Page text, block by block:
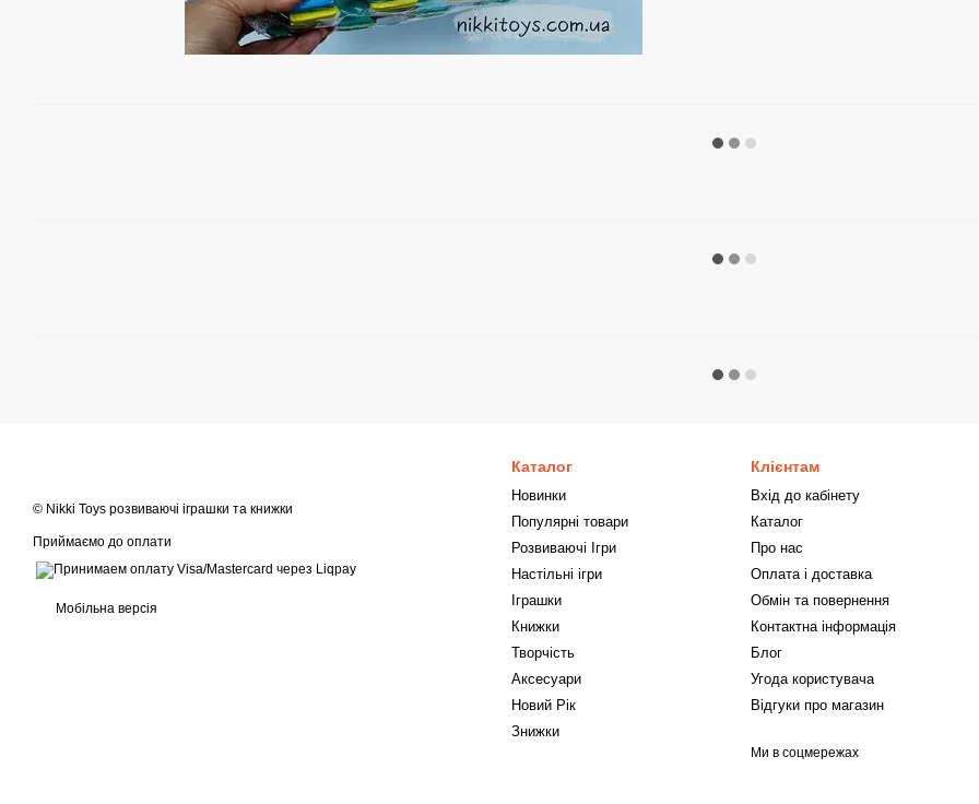
© Nikki Toys розвиваючі іграшки та книжки
Приймаємо до оплати
Мобільна версія
Каталог
Новинки
Популярні товари
Розвиваючі Ігри
Настільні ігри
Іграшки
Книжки
Творчість
Аксесуари
Новий Рік
Знижки
Клієнтам
Вхід до кабінету
Каталог
Про нас
Оплата і доставка
Обмін та повернення
Контактна інформація
Блог
Угода користувача
Відгуки про магазин
Ми в соцмережах